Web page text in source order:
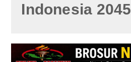
Indonesia 2045